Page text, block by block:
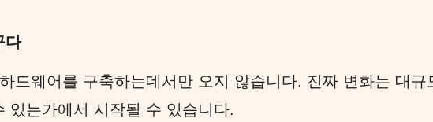
다
드웨어를 구축하는데서만 오지 않습니다. 진짜 변화는 대규
있는가에서 시작될 수 있습니다.